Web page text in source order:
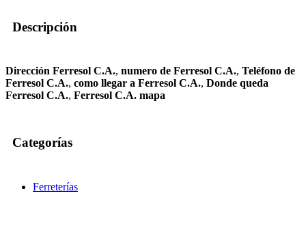
Descripción
Dirección Ferresol C.A., numero de Ferresol C.A., Teléfono de
Ferresol C.A., como llegar a Ferresol C.A., Donde queda
Ferresol C.A., Ferresol C.A. mapa
Categorías
Ferreterías